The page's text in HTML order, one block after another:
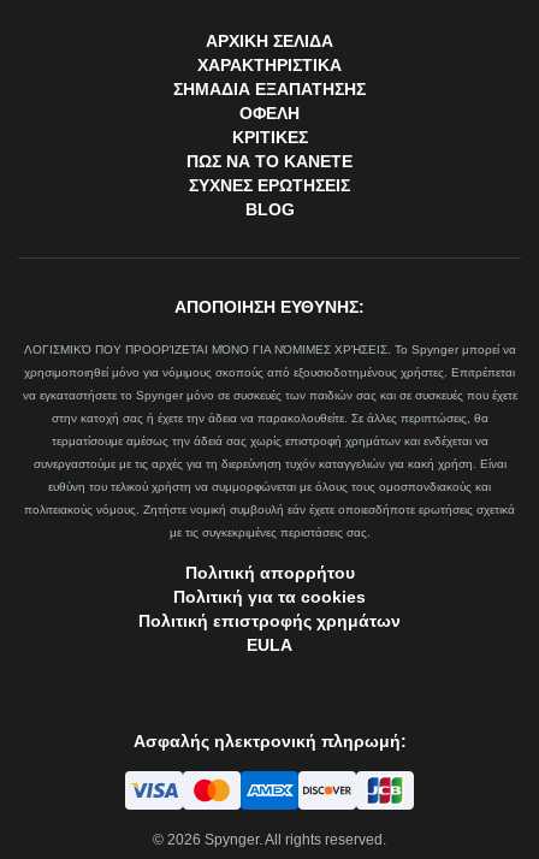
ΑΡΧΙΚΉ ΣΕΛΊΔΑ
ΧΑΡΑΚΤΗΡΙΣΤΙΚΆ
ΣΗΜΆΔΙΑ ΕΞΑΠΆΤΗΣΗΣ
ΟΦΈΛΗ
ΚΡΙΤΙΚΈΣ
ΠΏΣ ΝΑ ΤΟ ΚΆΝΕΤΕ
ΣΥΧΝΈΣ ΕΡΩΤΉΣΕΙΣ
BLOG
ΑΠΟΠΟΙΗΣΗ ΕΥΘΥΝΗΣ:
ΛΟΓΙΣΜΙΚΌ ΠΟΥ ΠΡΟΟΡΊΖΕΤΑΙ ΜΌΝΟ ΓΙΑ ΝΌΜΙΜΕΣ ΧΡΉΣΕΙΣ. Το Spynger μπορεί να
χρησιμοποιηθεί μόνο για νόμιμους σκοπούς από εξουσιοδοτημένους χρήστες. Επιτρέπεται
να εγκαταστήσετε το Spynger μόνο σε συσκευές των παιδιών σας και σε συσκευές που έχετε
στην κατοχή σας ή έχετε την άδεια να παρακολουθείτε. Σε άλλες περιπτώσεις, θα
τερματίσουμε αμέσως την άδειά σας χωρίς επιστροφή χρημάτων και ενδέχεται να
συνεργαστούμε με τις αρχές για τη διερεύνηση τυχόν καταγγελιών για κακή χρήση. Είναι
ευθύνη του τελικού χρήστη να συμμορφώνεται με όλους τους ομοσπονδιακούς και
πολιτειακούς νόμους. Ζητήστε νομική συμβουλή εάν έχετε οποιεσδήποτε ερωτήσεις σχετικά
με τις συγκεκριμένες περιστάσεις σας.
Πολιτική απορρήτου
Πολιτική για τα cookies
Πολιτική επιστροφής χρημάτων
EULA
Ασφαλής ηλεκτρονική πληρωμή:
© 2026 Spynger. All rights reserved.